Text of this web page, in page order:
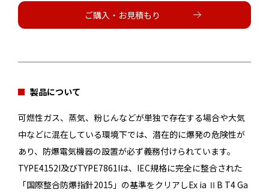
ご購入・お見積もり
製品について
可燃性ガス、蒸気、粉じんなどが単独で存在する場合や大気
中などに混在している環境下では、潜在的に爆発の危険性が
あり、防爆電気機器の設置が必ず義務付けられています。
TYPE4152I及びTYPE7861Iは、IEC規格に完全に整合された
「国際整合防爆指針2015」の基準をクリアしEx ia ⅡB T4 Ga